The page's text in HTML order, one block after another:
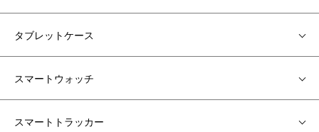
タブレットケース
スマートウォッチ
スマートトラッカー